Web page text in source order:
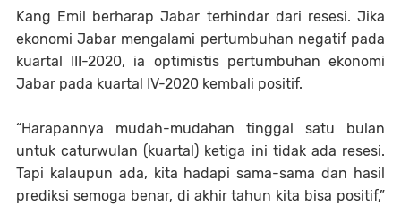
Kang Emil berharap Jabar terhindar dari resesi. Jika
ekonomi Jabar mengalami pertumbuhan negatif pada
kuartal III-2020, ia optimistis pertumbuhan ekonomi
Jabar pada kuartal IV-2020 kembali positif.
“Harapannya mudah-mudahan tinggal satu bulan
untuk caturwulan (kuartal) ketiga ini tidak ada resesi.
Tapi kalaupun ada, kita hadapi sama-sama dan hasil
prediksi semoga benar, di akhir tahun kita bisa positif,”